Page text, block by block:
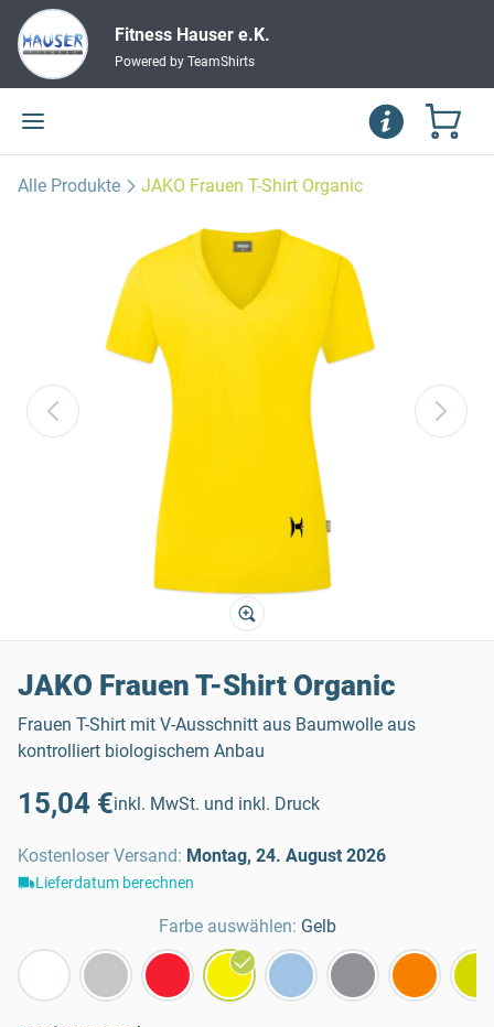
Fitness Hauser e.K.
Powered by TeamShirts
Alle Produkte JAKO Frauen T-Shirt Organic
JAKO Frauen T-Shirt Organic
Frauen T-Shirt mit V-Ausschnitt aus Baumwolle aus
kontrolliert biologischem Anbau
15,04 €inkl. MwSt. und inkl. Druck
Kostenloser Versand: Montag, 24. August 2026
Lieferdatum berechnen
Farbe auswählen: Gelb